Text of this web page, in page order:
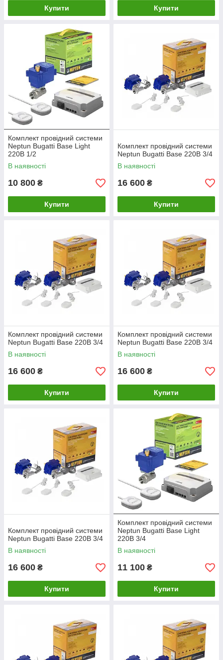
Купити Купити
Комплект провідний системи
Neptun Bugatti Base Light
220В 1/2
В наявності
10 800 ₴
Купити
Комплект провідний системи
Neptun Bugatti Base 220B 3/4
В наявності
16 600 ₴
Купити
Комплект провідний системи
Neptun Bugatti Base 220B 3/4
В наявності
16 600 ₴
Купити
Комплект провідний системи
Neptun Bugatti Base 220B 3/4
В наявності
16 600 ₴
Купити
Комплект провідний системи
Neptun Bugatti Base 220B 3/4
В наявності
16 600 ₴
Купити
Комплект провідний системи
Neptun Bugatti Base Light
220В 3/4
В наявності
11 100 ₴
Купити